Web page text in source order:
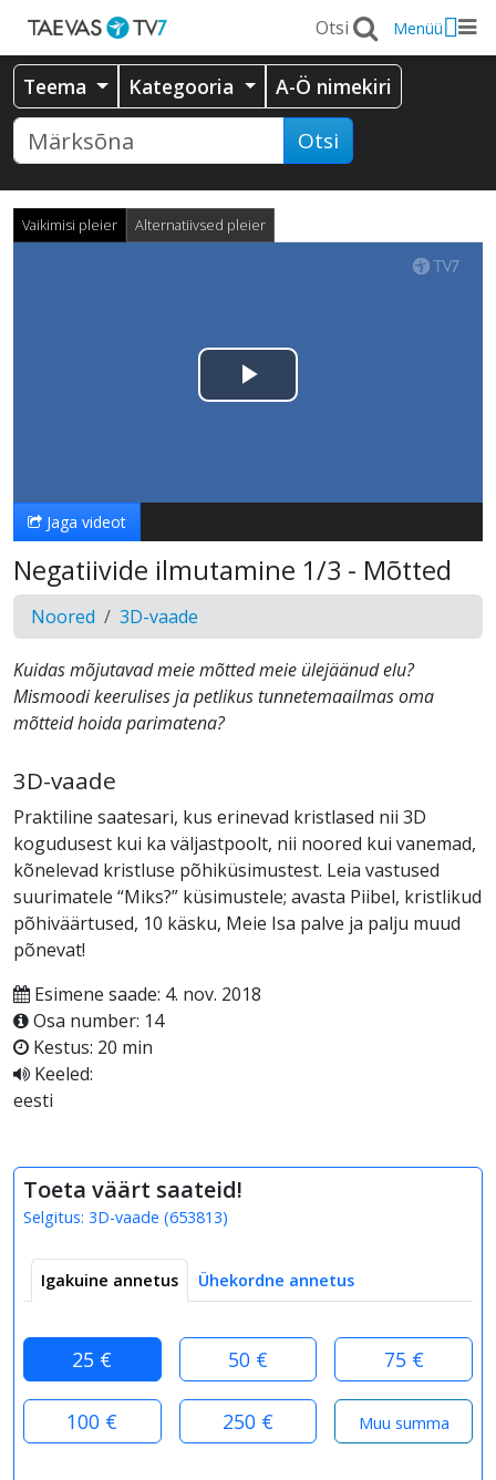
Menüü
Teema Kategooria A-Ö nimekiri
Otsi
Vaikimisi pleier Alternatiivsed pleier
Esita
Jaga videot
Negatiivide ilmutamine 1/3 - Mõtted
Noored 3D-vaade
Kuidas mõjutavad meie mõtted meie ülejäänud elu?
Mismoodi keerulises ja petlikus tunnetemaailmas oma
mõtteid hoida parimatena?
3D-vaade
Praktiline saatesari, kus erinevad kristlased nii 3D
kogudusest kui ka väljastpoolt, nii noored kui vanemad,
kõnelevad kristluse põhiküsimustest. Leia vastused
suurimatele “Miks?” küsimustele; avasta Piibel, kristlikud
põhiväärtused, 10 käsku, Meie Isa palve ja palju muud
põnevat!
Esimene saade: 4. nov. 2018
Osa number: 14
Kestus: 20 min
Keeled:
eesti
Toeta väärt saateid!
Selgitus: 3D-vaade (653813)
Igakuine annetus Ühekordne annetus
25 € 50 € 75 €
100 € 250 €